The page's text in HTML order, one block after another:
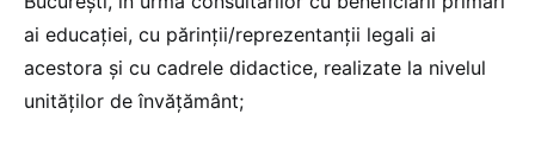
ai educației, cu părinții/reprezentanții legali ai
acestora și cu cadrele didactice, realizate la nivelul
unităților de învățământ;